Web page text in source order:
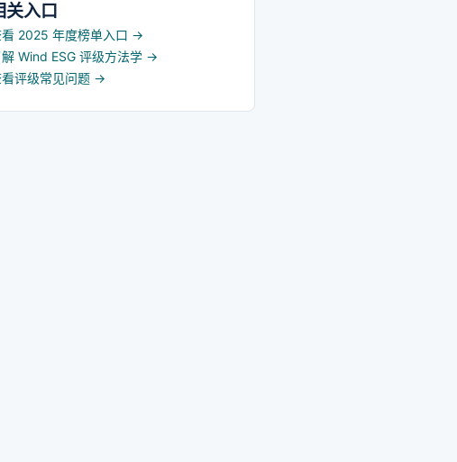
关入口
2025 年度榜单入口 →
解 Wind ESG 评级方法学 →
评级常见问题 →